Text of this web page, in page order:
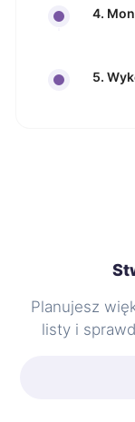
4.
5.
Planujesz
listy i